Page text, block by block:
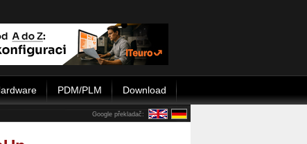
PDM/PLM Download
Google překladač: